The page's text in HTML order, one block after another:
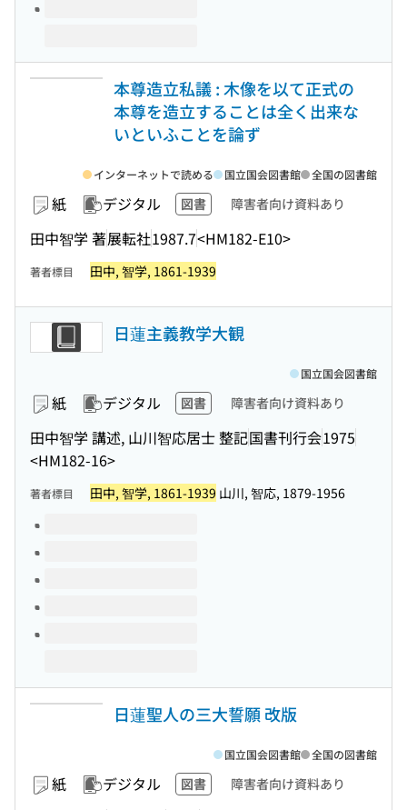
本尊造立私議 : 木像を以て正式の
本尊を造立することは全く出来な
いといふことを論ず
紙 デジタル 図書 障害者向け資料あり
田中智学 著展転社1987.7<HM182-E10>
インターネットで読める 国立国会図書館 全国の図書館
著者標目 田中, 智学, 1861-1939
日蓮主義教学大観
紙 デジタル 図書 障害者向け資料あり
田中智学 講述, 山川智応居士 整記国書刊行会1975
<HM182-16>
国立国会図書館
著者標目 田中, 智学, 1861-1939 山川, 智応, 1879-1956
このタイトルの巻号
日蓮聖人の三大誓願 改版
紙 デジタル 図書 障害者向け資料あり
国立国会図書館 全国の図書館